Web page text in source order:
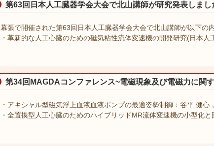
第63回日本人工臓器学会大会で北山講師が研究発表しまし
幕張で開催された第63回日本人工臓器学会大会で北山講師が以下の
・革新的な人工心臓のための磁気粘性流体変速機の開発研究(日本
第34回MAGDAコンファレンス~電磁現象及び電磁力に関
・アキシャル型磁気浮上⾎液血液ポンプの最適姿勢制御：⾕平 健
・全置換型⼈⼯⼼臓のためのハイブリッドMR流体変速機の小型化